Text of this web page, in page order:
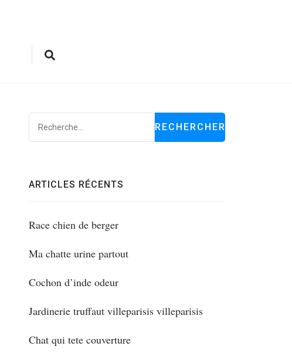
ARTICLES RÉCENTS
Race chien de berger
Ma chatte urine partout
Cochon d’inde odeur
Jardinerie truffaut villeparisis villeparisis
Chat qui tete couverture